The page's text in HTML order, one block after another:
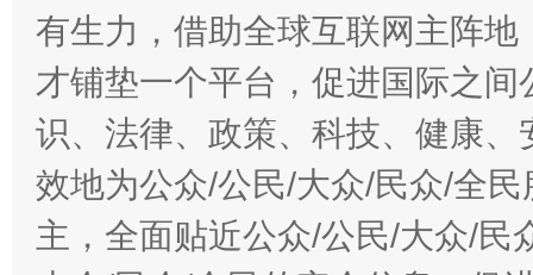
有生力，借助全球互联网主阵
才铺垫一个平台，促进国际之
识、法律、政策、科技、健康
效地为公众/公民/大众/民众/全
主，全面贴近公众/公民/大众/民